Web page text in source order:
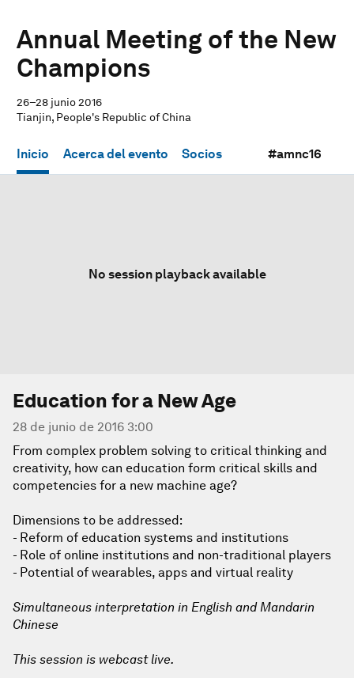
Annual Meeting of the New
Champions
26–28 junio 2016
Tianjin, People's Republic of China
Inicio Acerca del evento Socios #amnc16
No session playback available
Education for a New Age
28 de junio de 2016 3:00
From complex problem solving to critical thinking and
creativity, how can education form critical skills and
competencies for a new machine age?
Dimensions to be addressed:
- Reform of education systems and institutions
- Role of online institutions and non-traditional players
- Potential of wearables, apps and virtual reality
Simultaneous interpretation in English and Mandarin
Chinese
This session is webcast live.